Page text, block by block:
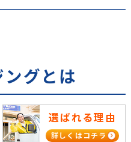
グとは
選ばれる理由
詳しくはコチラ